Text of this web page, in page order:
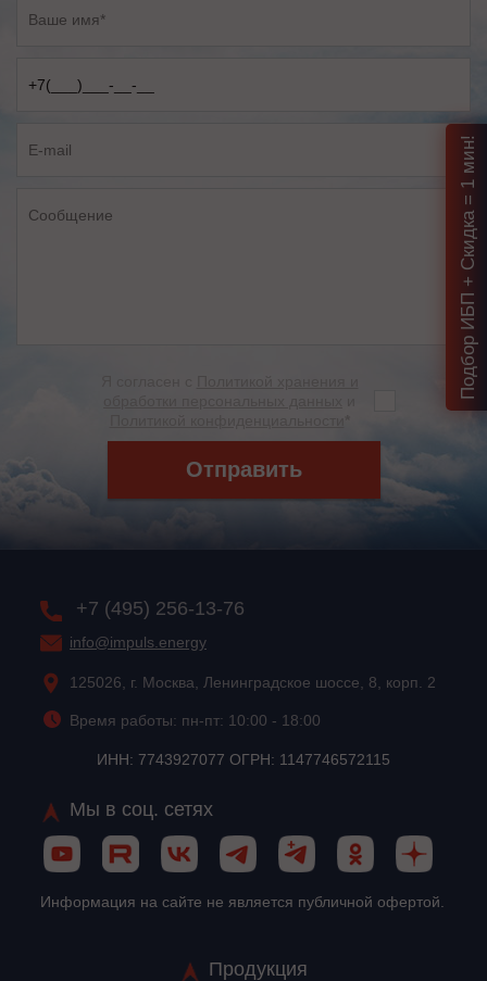
Отправить
+7 (495) 256-13-76
info@impuls.energy
125026, г. Москва, Ленинградское шоссе, 8, корп. 2
Время работы: пн-пт: 10:00 - 18:00
ИНН: 7743927077 ОГРН: 1147746572115
Мы в соц. сетях
Информация на сайте не является публичной офертой.
Продукция
Подбор ИБП + Скидка = 1 мин!